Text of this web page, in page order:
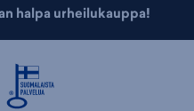
halpa urheilukauppa!